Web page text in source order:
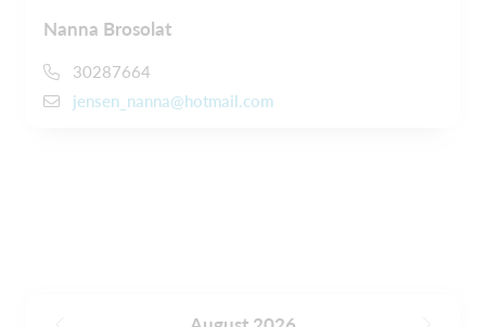
Nanna Brosolat
30287664
jensen_nanna@hotmail.com